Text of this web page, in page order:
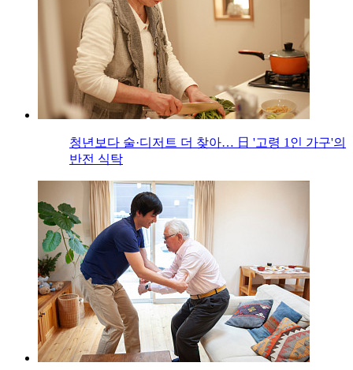
청년보다 술·디저트 더 찾아… 日 '고령 1인 가구'의
반전 식탁